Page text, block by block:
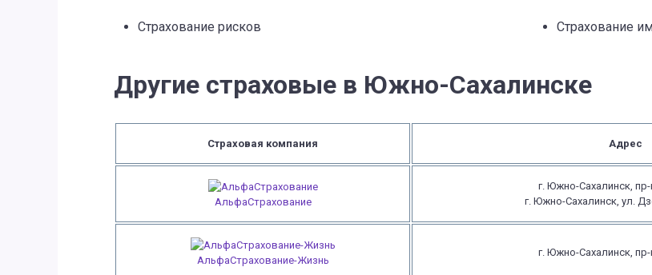
Страхование рисков Страхование
Другие страховые в Южно-Сахалинске
Страховая компания Адрес
АльфаСтрахование
г. Южно-Сахалинск,
г. Южно-Сахалинск, ул.
АльфаСтрахование-Жизнь
г. Южно-Сахалинск,